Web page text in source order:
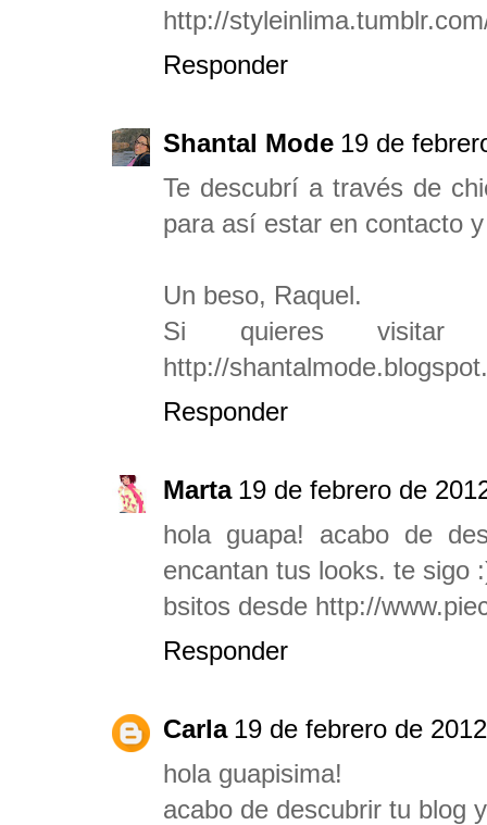
http://
Responder
Shantal Mode 19 de
Te descubrí a través de
para así estar en contacto
Un beso, Raquel.
Si quieres
http://
Responder
Marta 19 de febrero de
hola guapa! acabo de
encantan tus looks. te sigo
bsitos desde http://
Responder
Carla 19 de febrero de
hola guapisima!
acabo de descubrir tu blog